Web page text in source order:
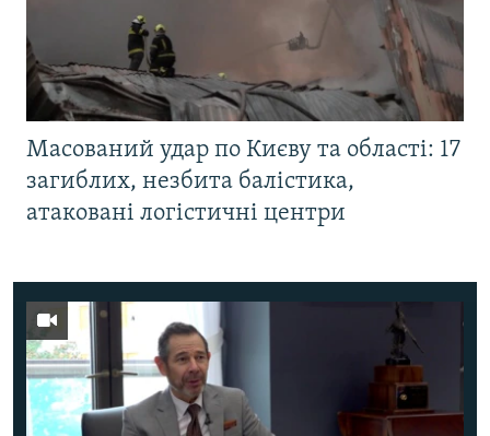
Масований удар по Києву та області: 17
загиблих, незбита балістика,
атаковані логістичні центри